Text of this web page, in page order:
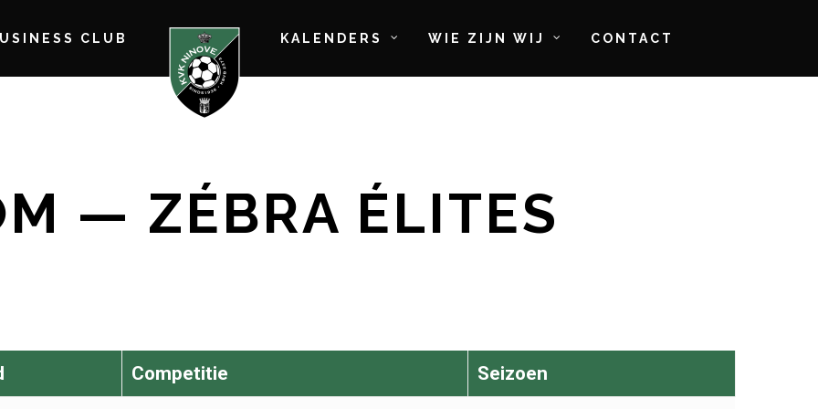
CLUB KALENDERS WIE ZIJN WIJ CONTACT
— ZÉBRA ÉLITES
Competitie Seizoen